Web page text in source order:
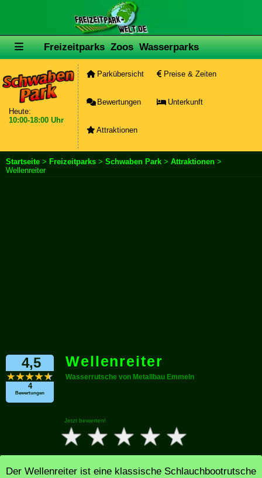
Freizeitparks Zoos Wasserparks
Heute:
10:00-18:00 Uhr
Parkübersicht Preise & Zeiten
Bewertungen Unterkunft
Attraktionen
Startseite > Freizeitparks > Schwaben Park > Attraktionen >
Wellenreiter
4,5
4
Bewertungen
Wellenreiter
Wasserrutsche von Metallbau Emmeln
Jetzt bewerten!
Der Wellenreiter ist eine klassische Schlauchbootrutsche